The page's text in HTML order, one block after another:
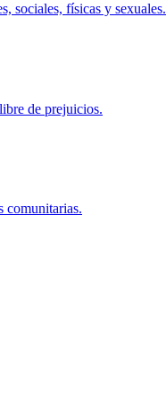
sociales, físicas y sexuales.
de prejuicios.
comunitarias.